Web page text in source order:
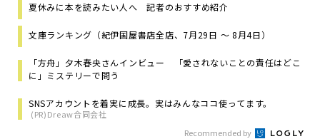
夏休みに本を読みたい人へ 記者のおすすめ紹介
文庫ランキング（紀伊国屋書店全店、7月29日 ～ 8月4日）
「方舟」夕木春央さんインビュー 「愛されないことの責任はどこ
に」ミステリーで問う
SNSアカウントを着実に成長。実はみんなココ使ってます。
(PR)Dreaw合同会社
Recommended by